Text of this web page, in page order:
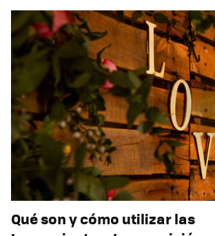
Qué son y cómo utilizar las